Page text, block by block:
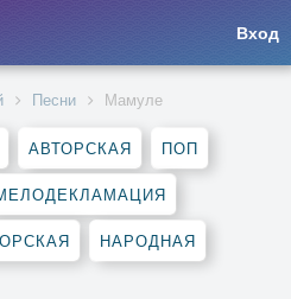
Вход
Песни Мамуле
АВТОРСКАЯ ПОП
НАРОДНАЯ